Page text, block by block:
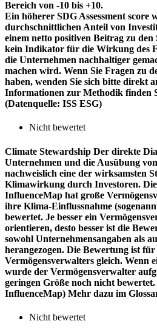
Bereich von -10 bis +10.
Ein höherer SDG Assessment score
durchschnittlichen Anteil von
einem netto positiven Beitrag zu den
kein Indikator für die Wirkung des
die Unternehmen nachhaltiger
machen wird. Wenn Sie Fragen zu
haben, wenden Sie sich bitte direkt
Informationen zur Methodik finden
(Datenquelle: ISS ESG)
Nicht bewertet
Climate Stewardship Der direkte
Unternehmen und die Ausübung
nachweislich eine der wirksamsten
Klimawirkung durch Investoren.
InfluenceMap hat große
ihre Klima-Einflussnahme
bewertet. Je besser ein
orientieren, desto besser ist die
sowohl Unternehmensangaben als
herangezogen. Die Bewertung ist für
Vermögensverwalters gleich. Wenn
wurde der Vermögensverwalter
geringen Größe noch nicht
InfluenceMap) Mehr dazu im
Nicht bewertet